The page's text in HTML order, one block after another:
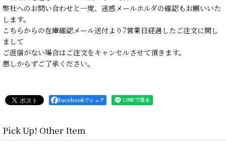
弊社へのお問い合わせと一度、迷惑メールホルダの確認もお願いいた
します。
こちらからの在庫確認メール送付より7営業日経過したご注文に関し
まして
ご返信がない場合はご注文をキャンセルさせて頂きます。
悪しからずご了承ください。
Facebookでシェア
Pick Up! Other Item